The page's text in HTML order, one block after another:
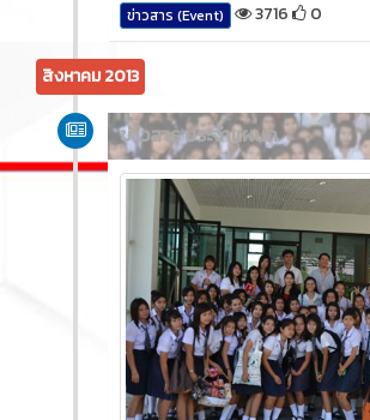
ข่าวสาร (Event) 3716 0
สิงหาคม 2013
ข่าวสาร ประจำแผนก